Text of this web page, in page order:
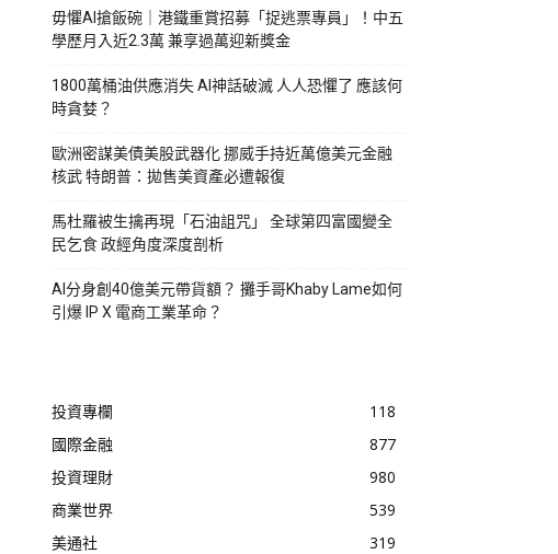
毋懼AI搶飯碗｜港鐵重賞招募「捉逃票專員」！中五
學歷月入近2.3萬 兼享過萬迎新獎金
1800萬桶油供應消失 AI神話破滅 人人恐懼了 應該何
時貪婪？
歐洲密謀美債美股武器化 挪威手持近萬億美元金融
核武 特朗普：拋售美資產必遭報復
馬杜羅被生擒再現「石油詛咒」 全球第四富國變全
民乞食 政經角度深度剖析
AI分身創40億美元帶貨額？ 攤手哥Khaby Lame如何
引爆 IP X 電商工業革命？
投資專欄
118
國際金融
877
投資理財
980
商業世界
539
美通社
319